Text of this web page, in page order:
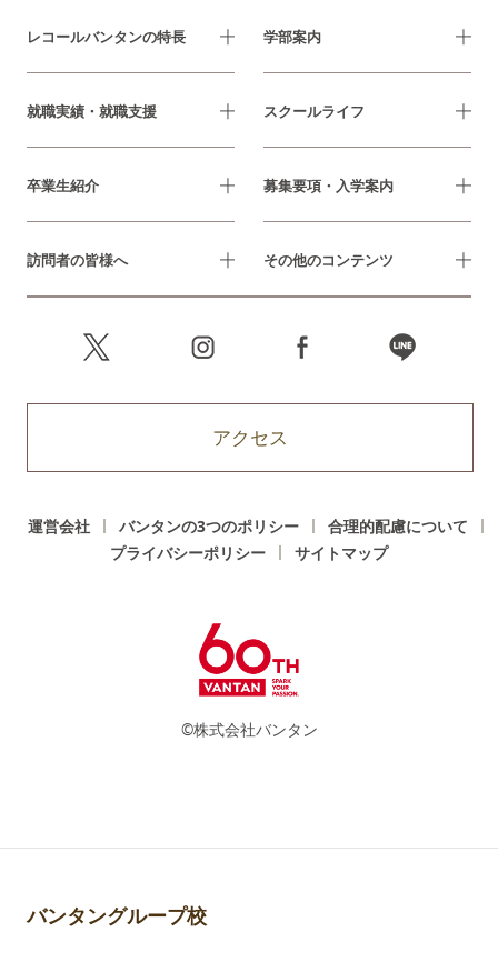
レコールバンタンの特長 学部案内
就職実績・就職支援 スクールライフ
卒業生紹介 募集要項・入学案内
訪問者の皆様へ その他のコンテンツ
アクセス
運営会社 バンタンの3つのポリシー
合理的配慮について
プライバシーポリシー
サイトマップ
©株式会社バンタン
バンタングループ校